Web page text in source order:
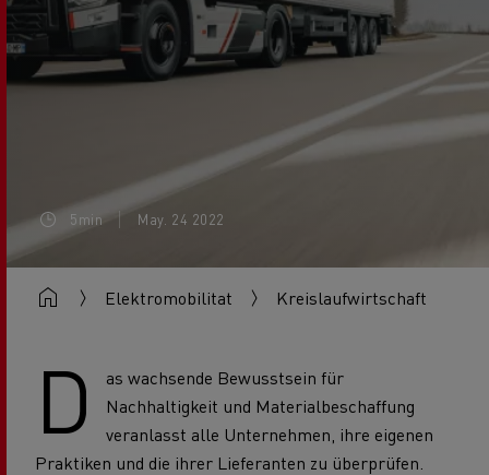
5min May. 24 2022
Elektromobilitat Kreislaufwirtschaft
D
as wachsende Bewusstsein für
Nachhaltigkeit und Materialbeschaffung
veranlasst alle Unternehmen, ihre eigenen
Praktiken und die ihrer Lieferanten zu überprüfen.